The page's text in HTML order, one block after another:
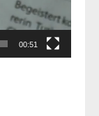
00:51